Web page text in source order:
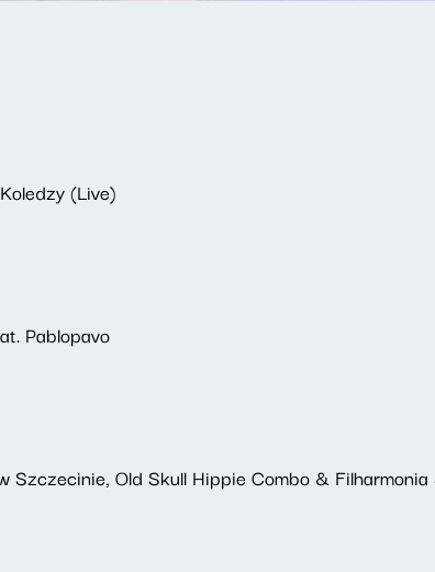
(Live)
Pablopavo
Szczecinie, Old Skull Hippie Combo &